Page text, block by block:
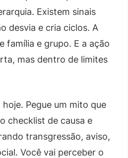
Existem sinais
desvia e cria ciclos. A
família e grupo. E a ação
mas dentro de limites
Pegue um mito que
checklist de causa e
transgressão, aviso,
Você vai perceber o